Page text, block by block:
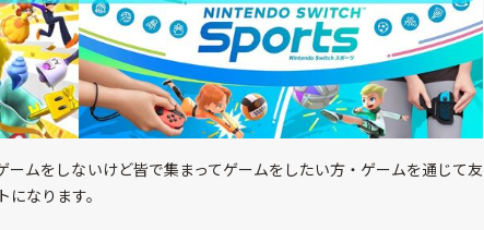
ムをしないけど皆で集まってゲームをしたい方・ゲームを通じて友
なります。